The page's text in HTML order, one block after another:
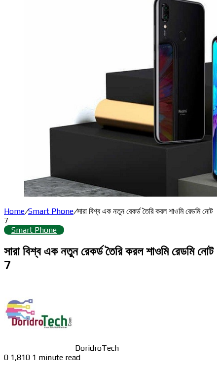
Home/Smart Phone/সারা বিশ্ব এক নতুন রেকর্ড তৈরি করল শাওমি রেডমি নোট
7
Smart Phone
সারা বিশ্ব এক নতুন রেকর্ড তৈরি করল শাওমি রেডমি নোট
7
DoridroTech
0 1,810 1 minute read